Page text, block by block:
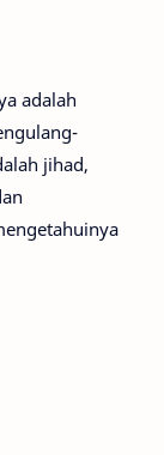
adalah
jihad,